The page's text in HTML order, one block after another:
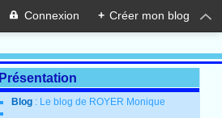
Connexion + Créer mon blog
Présentation
Blog : Le blog de ROYER Monique